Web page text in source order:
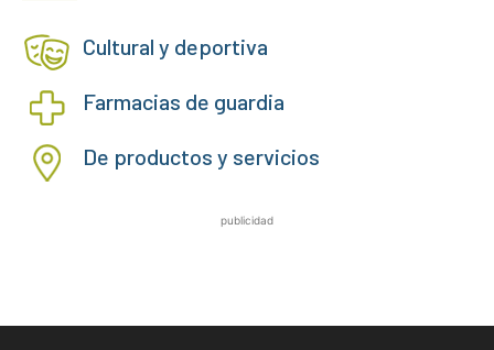
Cultural y deportiva
Farmacias de guardia
De productos y servicios
publicidad